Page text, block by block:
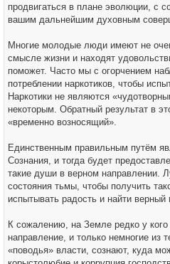
продвигаться в плане эволюции, с
вашим дальнейшим духовным
Многие молодые люди имеют не
смысле жизни и находят
поможет. Часто мы с огорчением
потреблении наркотиков, чтобы
Наркотики не являются
некоторым. Обратный результат в
«временно возносящий».
Единственным правильным путём
Сознания, и тогда будет
такие души в верном направлении.
состояния тьмы, чтобы получить
испытывать радость и найти верный
К сожалению, на Земле редко у кого
направление, и только немногие из
«поводья» власти, сознают, куда